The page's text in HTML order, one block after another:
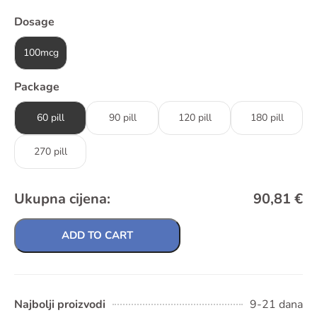
Dosage
100mcg
Package
60 pill 90 pill 120 pill 180 pill
270 pill
Ukupna cijena: 90,81 €
ADD TO CART
Najbolji proizvodi
9-21 dana